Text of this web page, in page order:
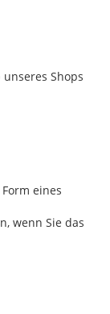
Shops
eines
wenn Sie das